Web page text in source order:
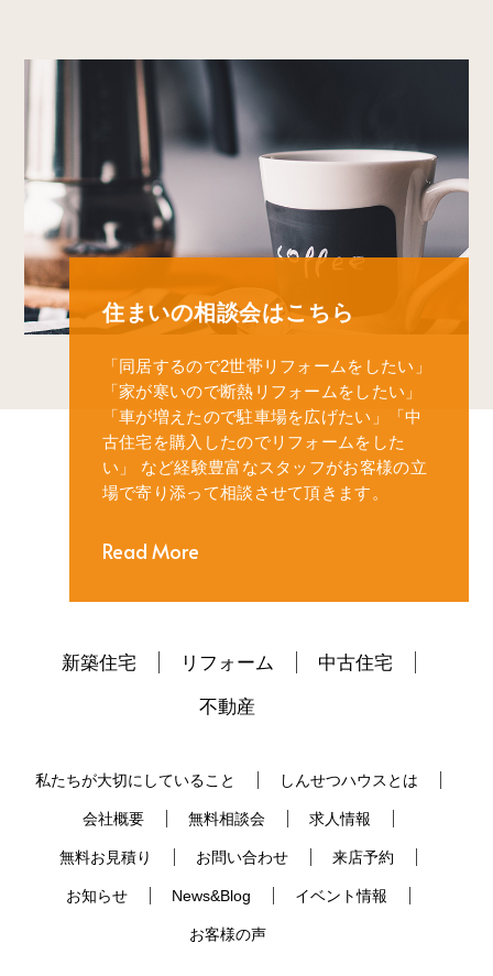
住まいの相談会はこちら
「同居するので2世帯リフォームをしたい」
「家が寒いので断熱リフォームをしたい」
「車が増えたので駐車場を広げたい」
「中
古住宅を購入したのでリフォームをした
い」
など経験豊富なスタッフがお客様の立
場で寄り添って相談させて頂きます。
Read More
新築住宅 リフォーム
中古住宅
不動産
私たちが大切にしていること しんせつハウスとは
会社概要 無料相談会 求人情報
無料お見積り お問い合わせ 来店予約
お知らせ News&Blog イベント情報
お客様の声